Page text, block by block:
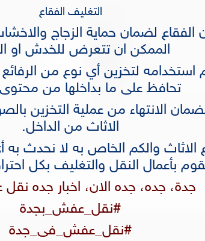
التغليف الفقاع
الفقاع لضمان حماية الزجاج
الممكن ان تتعرض للخدش او
استخدامه لتخزين أي نوع من
تحافظ على ما بداخلها من
الانتهاء من عملية التخزين
الاثاث من الداخل.
والكم الخاص به لا نحدث به
بأعمال النقل والتغليف بكل
جدة، جده، جده الان، اخبار جده
#نقل_عفش_بجدة
#نقل_عفش_فى_جدة